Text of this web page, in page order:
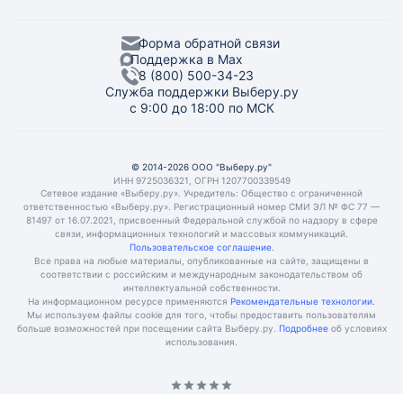
Форма обратной связи
Поддержка в Max
8 (800) 500-34-23
Служба поддержки Выберу.ру
с 9:00 до 18:00 по МСК
© 2014-2026 ООО "Выберу.ру"
ИНН 9725036321, ОГРН 1207700339549
Сетевое издание «Выберу.ру». Учредитель: Общество с ограниченной
ответственностью «Выберу.ру». Регистрационный номер СМИ ЭЛ № ФС 77 —
81497 от 16.07.2021, присвоенный Федеральной службой по надзору в сфере
связи, информационных технологий и массовых коммуникаций.
Пользовательское соглашение.
Все права на любые материалы, опубликованные на сайте, защищены в
соответствии с российским и международным законодательством об
интеллектуальной собственности.
На информационном ресурсе применяются Рекомендательные технологии.
Мы используем файлы cookie для того, чтобы предоставить пользователям
больше возможностей при посещении сайта Выберу.ру.
Подробнее об условиях
использования.